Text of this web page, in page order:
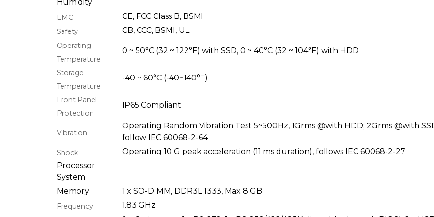
Humidity
EMC CE, FCC Class B, BSMI
Safety CB, CCC, BSMI, UL
Operating
Temperature
0 ~ 50°C (32 ~ 122°F) with SSD, 0 ~ 40°C (32 ~ 104°F) with HDD
Storage
Temperature
-40 ~ 60°C (-40~140°F)
Front Panel
Protection
IP65 Compliant
Vibration
Operating Random Vibration Test 5~500Hz, 1Grms @with HDD; 2Grms @with
follow IEC 60068-2-64
Shock
Operating 10 G peak acceleration (11 ms duration), follows IEC 60068-2-27
Processor
System
Memory
1 x SO-DIMM, DDR3L 1333, Max 8 GB
Frequency
1.83 GHz